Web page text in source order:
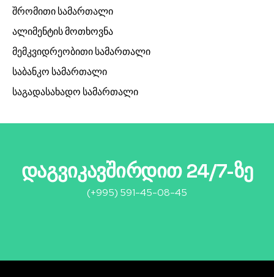
შრომითი სამართალი
ალიმენტის მოთხოვნა
მემკვიდრეობითი სამართალი
საბანკო სამართალი
საგადასახადო სამართალი
დაგვიკავშირდით 24/7-ზე
(+995) 591-45-08-45